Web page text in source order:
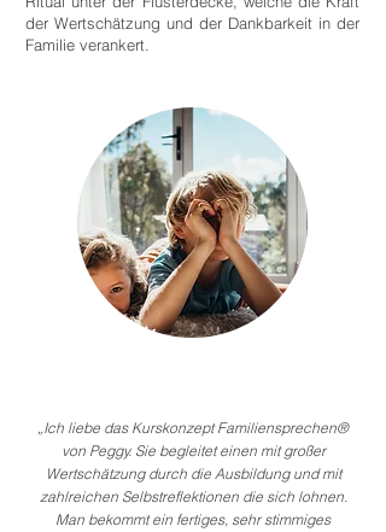
der Wertschätzung und der Dankbarkeit in der
Familie verankert.
„Ich liebe das Kurskonzept Familiensprechen®
von Peggy. Sie begleitet einen mit großer
Wertschätzung durch die Ausbildung und mit
zahlreichen Selbstreflektionen die sich lohnen.
Man bekommt ein fertiges, sehr stimmiges